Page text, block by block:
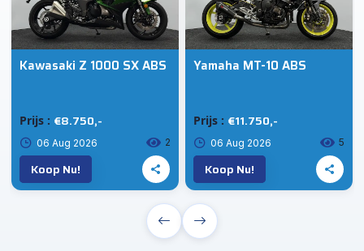
Kawasaki Z 1000 SX ABS
Prijs : €8.750,-
06 Aug 2026 2
Koop Nu!
Yamaha MT-10 ABS
Prijs : €11.750,-
06 Aug 2026 5
Koop Nu!